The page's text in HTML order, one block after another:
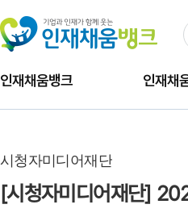
인재채움뱅크 인재채
시청자미디어재단
[시청자미디어재단]